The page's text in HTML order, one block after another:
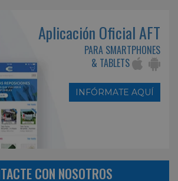
Aplicación Oficial AFT
PARA SMARTPHONES
& TABLETS
INFÓRMATE AQUÍ
CON NOSOTROS